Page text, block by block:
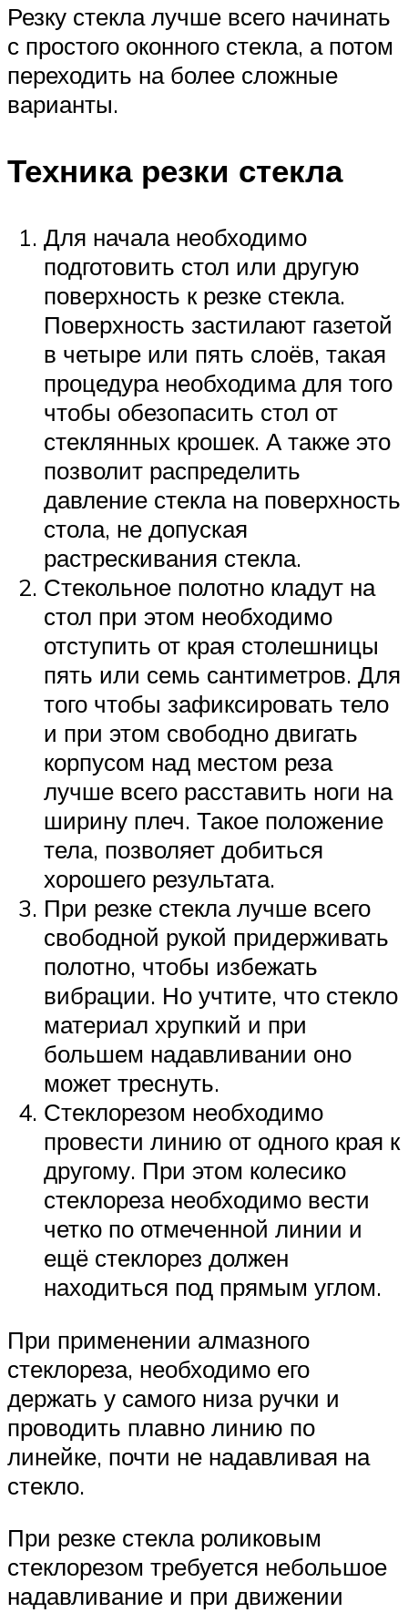
Резку стекла лучше всего начинать
с простого оконного стекла, а потом
переходить на более сложные
варианты.
Техника резки стекла
Для начала необходимо
подготовить стол или другую
поверхность к резке стекла.
Поверхность застилают газетой
в четыре или пять слоёв, такая
процедура необходима для того
чтобы обезопасить стол от
стеклянных крошек. А также это
позволит распределить
давление стекла на поверхность
стола, не допуская
растрескивания стекла.
Стекольное полотно кладут на
стол при этом необходимо
отступить от края столешницы
пять или семь сантиметров. Для
того чтобы зафиксировать тело
и при этом свободно двигать
корпусом над местом реза
лучше всего расставить ноги на
ширину плеч. Такое положение
тела, позволяет добиться
хорошего результата.
При резке стекла лучше всего
свободной рукой придерживать
полотно, чтобы избежать
вибрации. Но учтите, что стекло
материал хрупкий и при
большем надавливании оно
может треснуть.
Стеклорезом необходимо
провести линию от одного края к
другому. При этом колесико
стеклореза необходимо вести
четко по отмеченной линии и
ещё стеклорез должен
находиться под прямым углом.
При применении алмазного
стеклореза, необходимо его
держать у самого низа ручки и
проводить плавно линию по
линейке, почти не надавливая на
стекло.
При резке стекла роликовым
стеклорезом требуется небольшое
надавливание и при движении